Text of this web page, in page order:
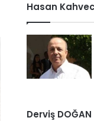
Hasan
Derviş DOĞAN